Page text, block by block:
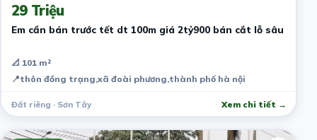
29 Triệu
Em cần bán trước tết dt 100m giá 2tỷ900 bán cắt lỗ sâu
📐 101 m²
📍thôn đồng trạng,xã đoài phương,thành phố hà nội
Đất riêng · Sơn Tây Xem chi tiết →